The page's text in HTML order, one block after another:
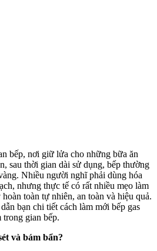
bếp, nơi giữ lửa cho những bữa ăn
sau thời gian dài sử dụng, bếp thường
Nhiều người nghĩ phải dùng hó‌a
nhưng thực tế có rất nhiều mẹo làm
toàn tự nhiên, an toàn và hiệu quả.
bạn chi tiết cách làm mới bếp gas
gian bếp.
và bám bẩn?